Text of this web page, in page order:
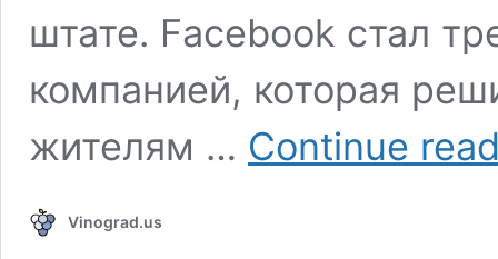
штате. Facebook стал
компанией, которая
жителям … Continue
Vinograd.us